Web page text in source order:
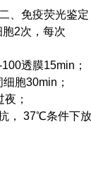
二、免疫荧光鉴定
2次，每次
透膜15min；
胞30min；
；
， 37℃条件下